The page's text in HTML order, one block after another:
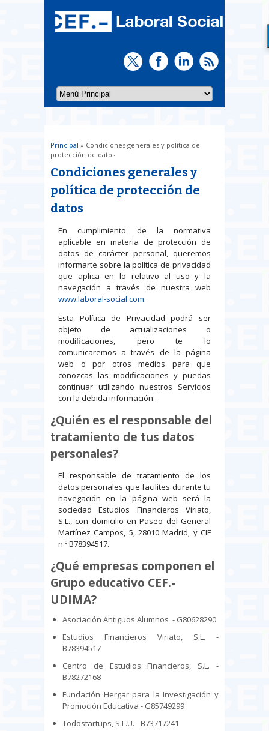
Usted está aquí
Principal » Condiciones generales y política de
protección de datos
Condiciones generales y
política de protección de
datos
En cumplimiento de la normativa
aplicable en materia de protección de
datos de carácter personal, queremos
informarte sobre la política de privacidad
que aplica en lo relativo al uso y la
navegación a través de nuestra web
www.laboral-social.com.
Esta Política de Privacidad podrá ser
objeto de actualizaciones o
modificaciones, pero te lo
comunicaremos a través de la página
web o por otros medios para que
conozcas las modificaciones y puedas
continuar utilizando nuestros Servicios
con la debida información.
¿Quién es el responsable del
tratamiento de tus datos
personales?
El responsable de tratamiento de los
datos personales que facilites durante tu
navegación en la página web será la
sociedad Estudios Financieros Viriato,
S.L., con domicilio en Paseo del General
Martínez Campos, 5, 28010 Madrid, y CIF
n.º B78394517.
¿Qué empresas componen el
Grupo educativo CEF.-
UDIMA?
Asociación Antiguos Alumnos - G80628290
Estudios Financieros Viriato, S.L. -
B78394517
Centro de Estudios Financieros, S.L. -
B78272168
Fundación Hergar para la Investigación y
Promoción Educativa - G85749299
Todostartups, S.L.U. - B73717241